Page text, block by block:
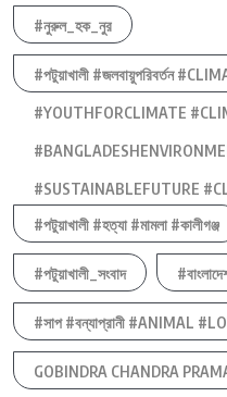
#নুরুল_হক_নুর
#পটুয়াখালী #জলবায়ুপরিবর্তন
#YOUTHFORCLIMATE
#SUSTAINABLEFUTURE
#পটুয়াখালী #হত্যা #মামলা #কালীগঞ্জ
#পটুয়াখালী_সংবাদ
#সাপ #বন্যাপ্রানী #ANIMAL
GOBINDRA CHANDRA